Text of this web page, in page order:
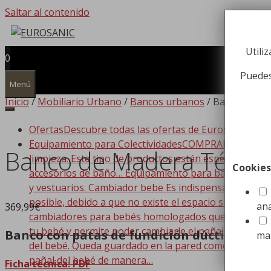
Saltar al contenido
0
Menú
OfertasDescubre todas las ofertas de Eurosanic!!!
Equipamiento para ColectividadesCOMPRAR
limpieza. Este tipo de productos están
accesorios de baño… Equipamiento para baño
y vestuarios. Cambiador bebe Es indispensable que
posible, debido a que no existe el espacio suficiente
cambiadores para bebés homologados que se
tu bebé y permite poder cambiarle el pañal de
del bebé. Queda guardado en la pared como si de
pañal del bebé de manera…
Inicio/Mobiliario Urbano / Bancos urbanos / Banco de
Banco de Madera Técnica
369,99€
Banco con patas de fundición dúctil
Ficha técnica: PDF
Cookies